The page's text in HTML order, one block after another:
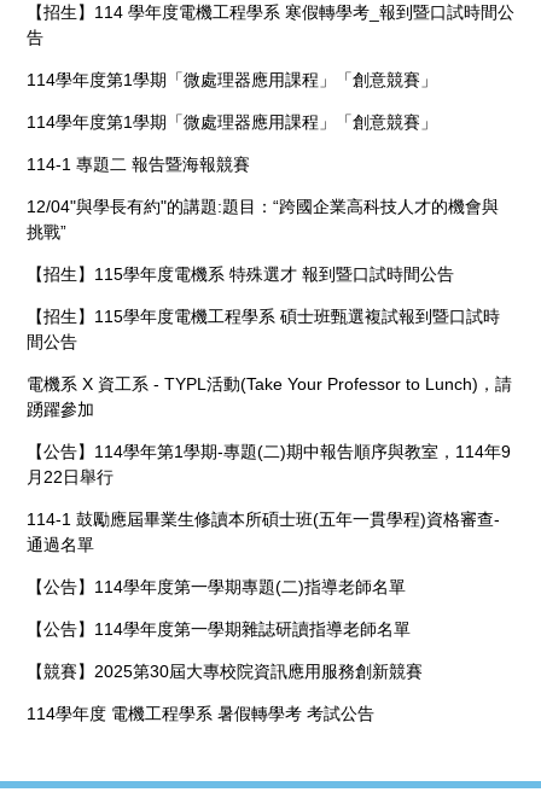
【招生】114 學年度電機工程學系 寒假轉學考_報到暨口試時間公
告
114學年度第1學期「微處理器應用課程」「創意競賽」
114學年度第1學期「微處理器應用課程」「創意競賽」
114-1 專題二 報告暨海報競賽
12/04"與學長有約"的講題:題目：“跨國企業高科技人才的機會與
挑戰”
【招生】115學年度電機系 特殊選才 報到暨口試時間公告
【招生】115學年度電機工程學系 碩士班甄選複試報到暨口試時
間公告
電機系 X 資工系 - TYPL活動(Take Your Professor to Lunch)，請
踴躍參加
【公告】114學年第1學期-專題(二)期中報告順序與教室，114年9
月22日舉行
114-1 鼓勵應屆畢業生修讀本所碩士班(五年一貫學程)資格審查-
通過名單
【公告】114學年度第一學期專題(二)指導老師名單
【公告】114學年度第一學期雜誌研讀指導老師名單
【競賽】2025第30屆大專校院資訊應用服務創新競賽
114學年度 電機工程學系 暑假轉學考 考試公告